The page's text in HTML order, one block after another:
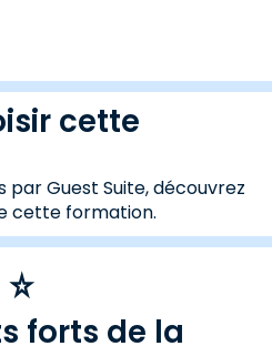
cette
par Guest Suite, découvrez
cette formation.
forts de la